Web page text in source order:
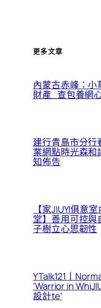
更多文章
內蒙古赤峰：小
財產_查包養網
建行青島市分行
業網點時光森和
知佈告
【家JIUYI俱意
堂】善用可控與
子樹立心思韌性
YTalk121丨
‘Warrior in
設計te’